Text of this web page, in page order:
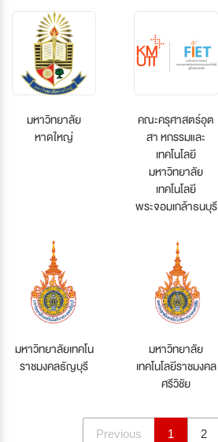
มหาวิทยาลัย
หาดใหญ่
คณะครุศาสตร์อุต
สา หกรรมและ
เทคโนโลยี
มหาวิทยาลัย
เทคโนโลยี
พระจอมเกล้าธนบุรี
มหาวิทยาลัยเทคโน
ราชมงคลธัญบุรี
มหาวิทยาลัย
เทคโนโลยีราชมงคล
ศรีวิชัย
Previous 1 2